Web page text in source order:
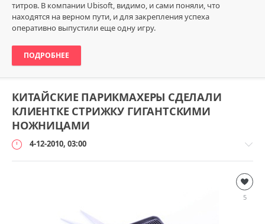
титров. В компании Ubisoft, видимо, и сами поняли, что
находятся на верном пути, и для закрепления успеха
оперативно выпустили еще одну игру.
ПОДРОБНЕЕ
КИТАЙСКИЕ ПАРИКМАХЕРЫ СДЕЛАЛИ
КЛИЕНТКЕ СТРИЖКУ ГИГАНТСКИМИ
НОЖНИЦАМИ
4-12-2010, 03:00
5